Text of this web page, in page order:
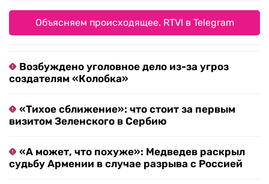
Объясняем происходящее. RTVI в Telegram
Возбуждено уголовное дело из-за угроз
создателям «Колобка»
«Тихое сближение»: что стоит за первым
визитом Зеленского в Сербию
«А может, что похуже»: Медведев раскрыл
судьбу Армении в случае разрыва с Россией